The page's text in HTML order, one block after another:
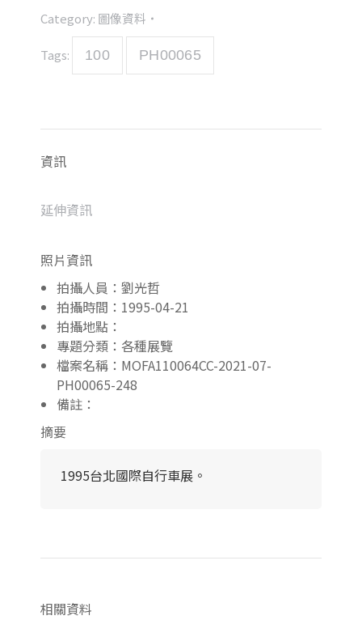
Category: 圖像資料
Tags: 100 PH00065
資訊
延伸資訊
照片資訊
拍攝人員：劉光哲
拍攝時間：1995-04-21
拍攝地點：
專題分類：各種展覽
檔案名稱：MOFA110064CC-2021-07-
PH00065-248
備註：
摘要
1995台北國際自行車展。
相關資料